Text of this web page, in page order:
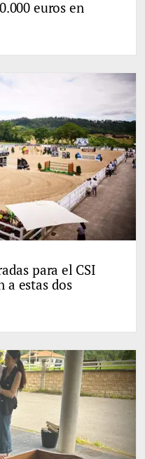
euros en
para el CSI
a estas dos